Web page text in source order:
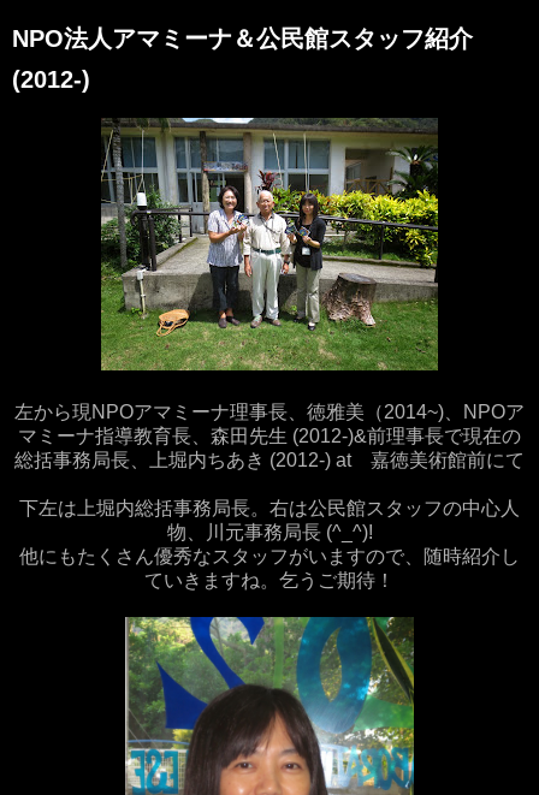
NPO法人アマミーナ＆公民館スタッフ紹介
(2012-)
左から現NPOアマミーナ理事長、徳雅美（2014~)、NPOア
マミーナ指導教育長、森田先生 (2012-)&前理事長で現在の
総括事務局長、上堀内ちあき (2012-) at 嘉徳美術館前にて
下左は上堀内総括事務局長。右は公民館スタッフの中心人
物、川元事務局長 (^_^)!
他にもたくさん優秀なスタッフがいますので、随時紹介し
ていきますね。乞うご期待！